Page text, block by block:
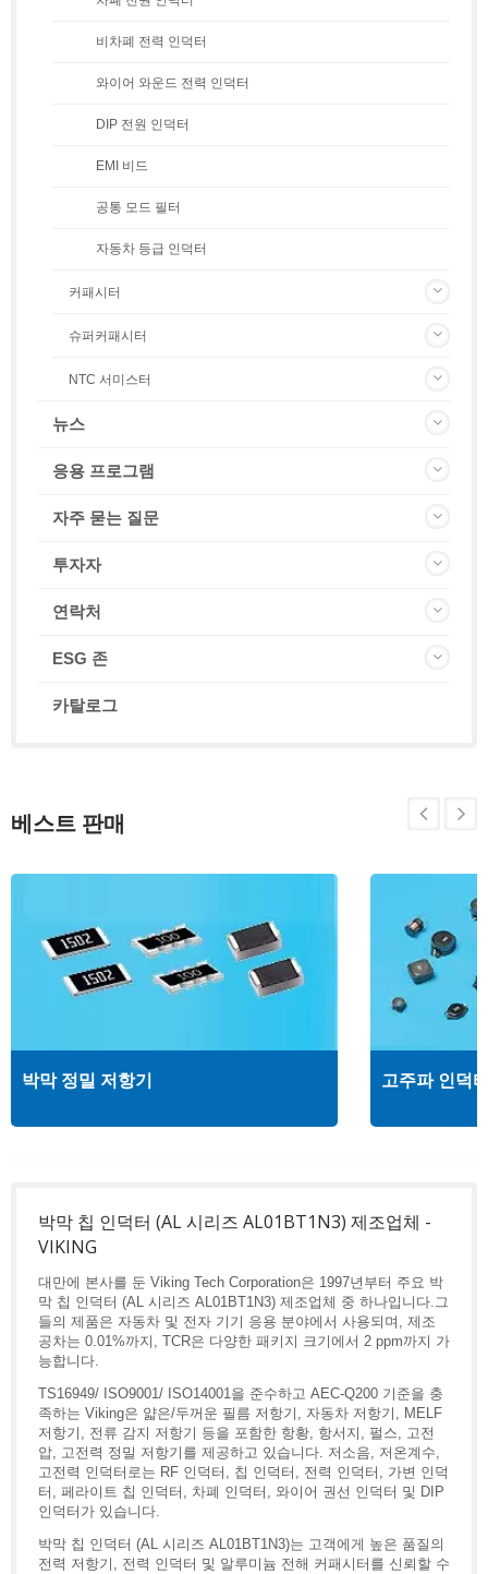
비차폐 전력 인덕터
와이어 와운드 전력 인덕터
DIP 전원 인덕터
EMI 비드
공통 모드 필터
자동차 등급 인덕터
커패시터
슈퍼커패시터
NTC 서미스터
뉴스
응용 프로그램
자주 묻는 질문
투자자
연락처
ESG 존
카탈로그
베스트 판매
박막 정밀 저항기 고주파 인덕
박막 칩 인덕터 (AL 시리즈 AL01BT1N3) 제조업체 -
VIKING
대만에 본사를 둔 Viking Tech Corporation은 1997년부터 주요 박
막 칩 인덕터 (AL 시리즈 AL01BT1N3) 제조업체 중 하나입니다.그
들의 제품은 자동차 및 전자 기기 응용 분야에서 사용되며, 제조
공차는 0.01%까지, TCR은 다양한 패키지 크기에서 2 ppm까지 가
능합니다.
TS16949/ ISO9001/ ISO14001을 준수하고 AEC-Q200 기준을 충
족하는 Viking은 얇은/두꺼운 필름 저항기, 자동차 저항기, MELF
저항기, 전류 감지 저항기 등을 포함한 항황, 항서지, 펄스, 고전
압, 고전력 정밀 저항기를 제공하고 있습니다. 저소음, 저온계수,
고전력 인덕터로는 RF 인덕터, 칩 인덕터, 전력 인덕터, 가변 인덕
터, 페라이트 칩 인덕터, 차폐 인덕터, 와이어 권선 인덕터 및 DIP
인덕터가 있습니다.
박막 칩 인덕터 (AL 시리즈 AL01BT1N3)는 고객에게 높은 품질의
전력 저항기, 전력 인덕터 및 알루미늄 전해 커패시터를 신뢰할 수